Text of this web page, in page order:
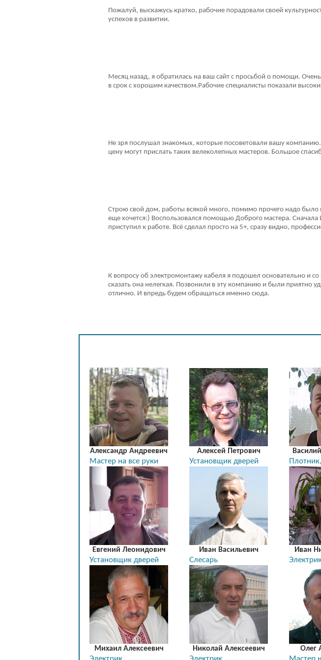
Пожалуй, выскажусь кратко, рабочие порадовали своей
успехов в развитии.
Месяц назад, я обратилась на ваш сайт с просьбой о помощи.
в срок с хорошим качеством.Рабочие специалисты показали
Не зря послушал знакомых, которые посоветовали вашу
цену могут прислать таких велеколепных мастеров. Большое
Строю свой дом, работы всякой много, помимо прочего надо было
еще хочется:) Воспользовался помощью Доброго мастера.
приступил к работе. Всё сделал просто на 5+, сразу видно,
К вопросу об электромонтажу кабеля я подошел основательно и
сказать она нелегкая. Позвонили в эту компанию и были приятно
отлично. И впредь будем обращаться именно сюда.
Александр Андреевич
Мастер на все руки
Алексей Петрович
Установщик дверей
Евгений Леонидович
Установщик дверей
Иван Васильевич
Слесарь
Иван
Михаил Алексеевич Николай Алексеевич Олег